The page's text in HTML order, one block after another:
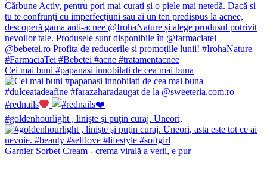
Cei mai buni #papanasi innobilati de cea mai buna
#rednails
#goldenhourlight , linişte şi puţin curaj. Uneori,
Garnier Sorbet Cream - crema virală a verii, e pur